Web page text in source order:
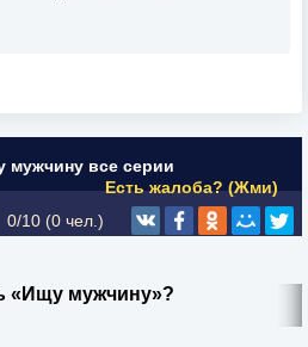
мужчину все серии
Есть жалоба? (Жми)
0/10 (0 чел.)
«Ищу мужчину»?